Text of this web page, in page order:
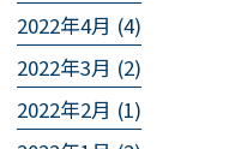
2022年4月 (4)
2022年3月 (2)
2022年2月 (1)